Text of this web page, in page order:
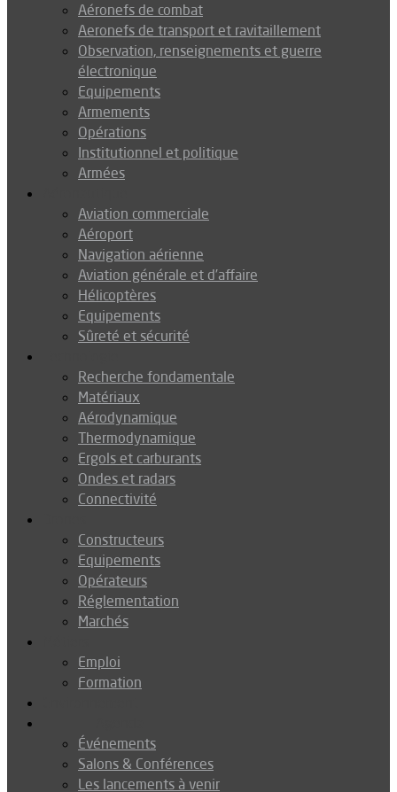
Aéronefs de combat
Aeronefs de transport et ravitaillement
Observation, renseignements et guerre
électronique
Equipements
Armements
Opérations
Institutionnel et politique
Armées
Aviation commerciale
Aéroport
Navigation aérienne
Aviation générale et d’affaire
Hélicoptères
Equipements
Sûreté et sécurité
Recherche fondamentale
Matériaux
Aérodynamique
Thermodynamique
Ergols et carburants
Ondes et radars
Connectivité
Constructeurs
Equipements
Opérateurs
Réglementation
Marchés
Emploi
Formation
Événements
Salons & Conférences
Les lancements à venir